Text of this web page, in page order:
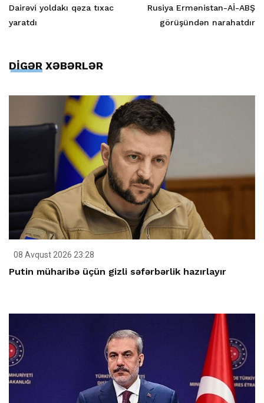
Dairəvi yoldakı qəza tıxac
yaratdı
Rusiya Ermənistan-Aİ-ABŞ
görüşündən narahatdır
DİGƏR XƏBƏRLƏR
08 Avqust 2026 23:28
Putin müharibə üçün gizli səfərbərlik hazırlayır